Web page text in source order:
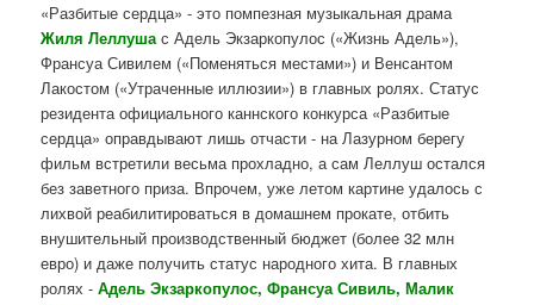
«Разбитые сердца» - это помпезная музыкальная драма
Жиля Леллушас Адель Экзаркопулос («Жизнь Адель»),
Франсуа Сивилем («Поменяться местами») и Венсантом
Лакостом («Утраченные иллюзии») в главных ролях. Статус
резидента официального каннского конкурса «Разбитые
сердца» оправдывают лишь отчасти - на Лазурном берегу
фильм встретили весьма прохладно, а сам Леллуш остался
без заветного приза. Впрочем, уже летом картине удалось с
лихвой реабилитироваться в домашнем прокате, отбить
внушительный производственный бюджет (более 32 млн
евро) и даже получить статус народного хита. В главных
ролях -Адель Экзаркопулос, Франсуа Сивиль, Малик